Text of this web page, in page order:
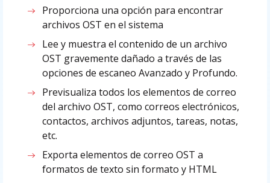
Proporciona una opción para encontrar
archivos OST en el sistema
Lee y muestra el contenido de un archivo
OST gravemente dañado a través de las
opciones de escaneo Avanzado y Profundo.
Previsualiza todos los elementos de correo
del archivo OST, como correos electrónicos,
contactos, archivos adjuntos, tareas, notas,
etc.
Exporta elementos de correo OST a
formatos de texto sin formato y HTML